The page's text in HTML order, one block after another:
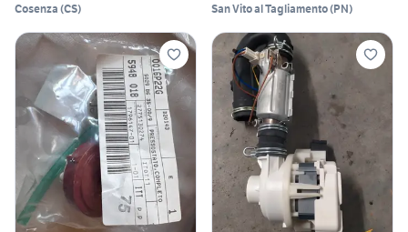
Cosenza (CS) San Vito al Tagliamento(PN)